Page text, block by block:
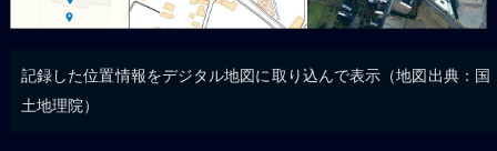
記録した位置情報をデジタル地図に取り込んで表示（地図出典：国
土地理院）